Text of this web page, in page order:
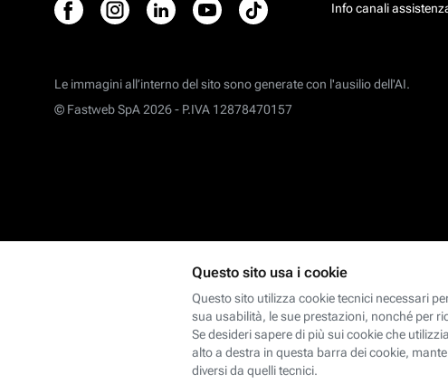
Info canali
Le immagini all’interno del sito sono generate con l'ausilio dell'AI.
© Fastweb SpA 2026 - P.IVA 12878470157